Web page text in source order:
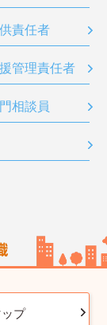
責任者
管理責任者
相談員
プ